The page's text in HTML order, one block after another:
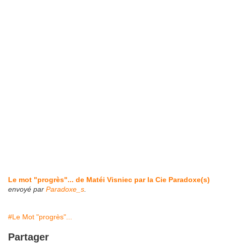
Le mot "progrès"... de Matéi Visniec par la Cie Paradoxe(s)
envoyé par Paradoxe_s
#Le Mot "progrès"...
Partager